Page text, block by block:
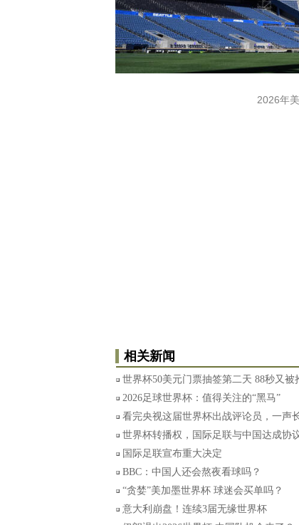
2026年
相关新闻
世界杯50美元门票抽签第二天 88秒又被
2026足球世界杯：值得关注的“黑马”
看完央视这届世界杯出战评论员，一声
世界杯转播权，国际足联与中国达成协
国际足联宣布重大决定
BBC：中国人还会熬夜看球吗？
“贪婪”美加墨世界杯 球迷会买单吗？
意大利崩盘！连续3届无缘世界杯